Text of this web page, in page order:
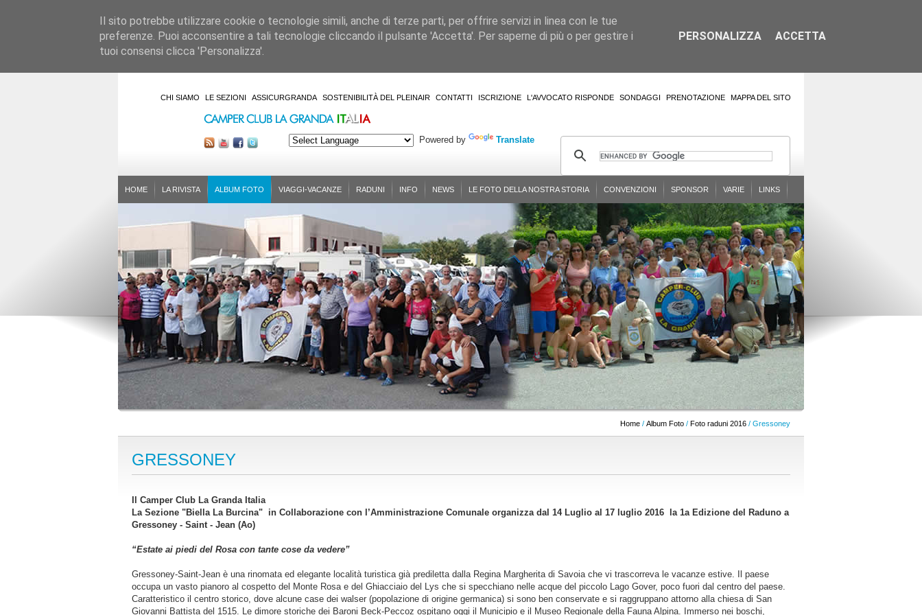
CHI SIAMO LE SEZIONI ASSICURGRANDA SOSTENIBILITÀ DEL PLEINAIR CONTATTI ISCRIZIONE L'AVVOCATO RISPONDE SONDAGGI PRENOTAZIONE MAPPA DEL SITO
Powered by Translate
HOME LA RIVISTA ALBUM FOTO VIAGGI-VACANZE RADUNI INFO NEWS LE FOTO DELLA NOSTRA STORIA CONVENZIONI SPONSOR VARIE LINKS
Home / Album Foto / Foto raduni 2016 / Gressoney
GRESSONEY
Il Camper Club La Granda Italia
La Sezione "Biella La Burcina" in Collaborazione con l’Amministrazione Comunale organizza dal 14 Luglio al 17 luglio 2016 la 1a Edizione del Raduno a
Gressoney - Saint - Jean (Ao)
“Estate ai piedi del Rosa con tante cose da vedere”
Gressoney-Saint-Jean è una rinomata ed elegante località turistica già prediletta dalla Regina Margherita di Savoia che vi trascorreva le vacanze estive. Il paese
occupa un vasto pianoro al cospetto del Monte Rosa e del Ghiacciaio del Lys che si specchiano nelle acque del piccolo Lago Gover, poco fuori dal centro del paese.
Caratteristico il centro storico, dove alcune case dei walser (popolazione di origine germanica) si sono ben conservate e si raggruppano attorno alla chiesa di San
Giovanni Battista del 1515. Le dimore storiche dei Baroni Beck-Peccoz ospitano oggi il Municipio e il Museo Regionale della Fauna Alpina. Immerso nei boschi,
Il sito potrebbe utilizzare cookie o tecnologie simili, anche di terze parti, per offrire servizi in linea con le tue
preferenze. Puoi acconsentire a tali tecnologie cliccando il pulsante 'Accetta'. Per saperne di più o per gestire i
tuoi consensi clicca 'Personalizza'.
PERSONALIZZA ACCETTA